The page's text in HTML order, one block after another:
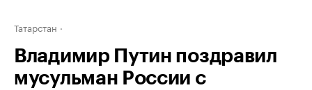
Татарстан
Владимир Путин поздравил
мусульман России с